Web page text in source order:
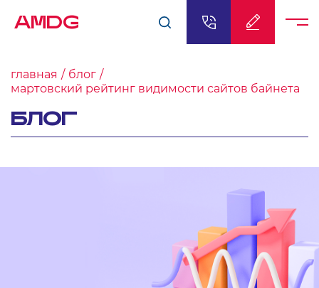
AMDG
главная
блог
мартовский рейтинг видимости сайтов байнета
БЛОГ